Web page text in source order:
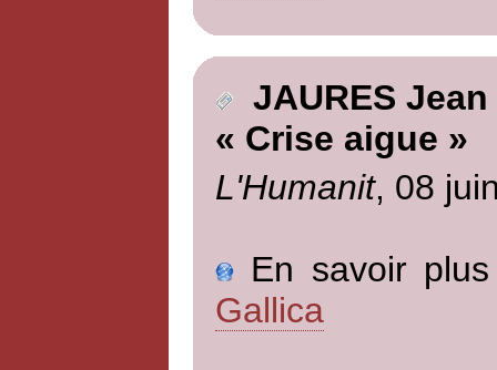
JAURES Jean
« Crise aigue »
L'Humanit, 08
En savoir
Gallica